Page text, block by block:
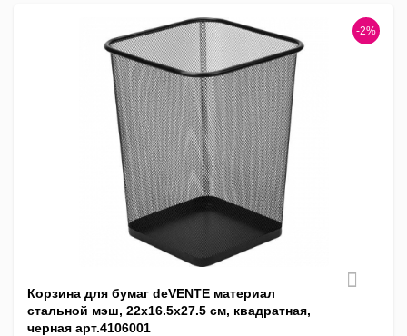
-2%
Корзина для бумаг deVENTE материал
стальной мэш, 22x16.5x27.5 см, квадратная,
черная арт.4106001